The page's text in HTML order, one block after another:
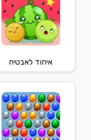
איחוד לאבטיח